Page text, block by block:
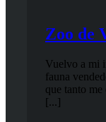
Zoo de
Vuelvo a mi
fauna
que tanto
[...]